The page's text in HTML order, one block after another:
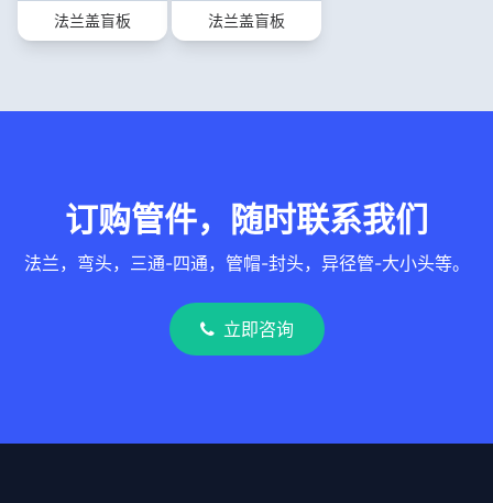
法兰盖盲板 法兰盖盲板
订购管件，随时联系我们
法兰，弯头，三通-四通，管帽-封头，异径管-大小头等。
立即咨询